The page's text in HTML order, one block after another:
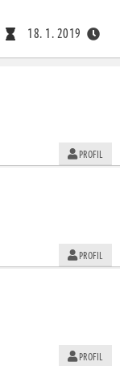
18. 1. 2019
PROFIL
PROFIL
PROFIL